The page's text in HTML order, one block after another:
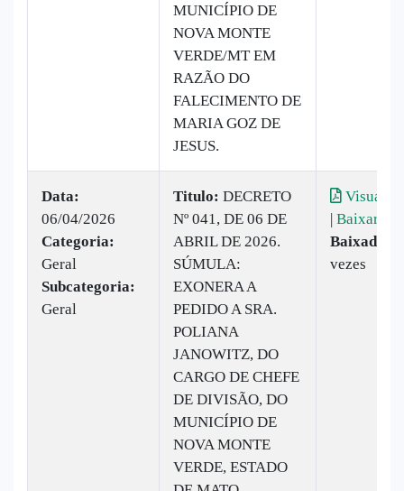
MUNICÍPIO DE
NOVA MONTE
VERDE/MT EM
RAZÃO DO
FALECIMENTO DE
MARIA GOZ DE
JESUS.
Data:
06/04/2026
Categoria:
Geral
Subcategoria:
Geral
Titulo: DECRETO
Nº 041, DE 06 DE
ABRIL DE 2026.
SÚMULA:
EXONERA A
PEDIDO A SRA.
POLIANA
JANOWITZ, DO
CARGO DE CHEFE
DE DIVISÃO, DO
MUNICÍPIO DE
NOVA MONTE
VERDE, ESTADO
| Baixar
Baixado:
vezes